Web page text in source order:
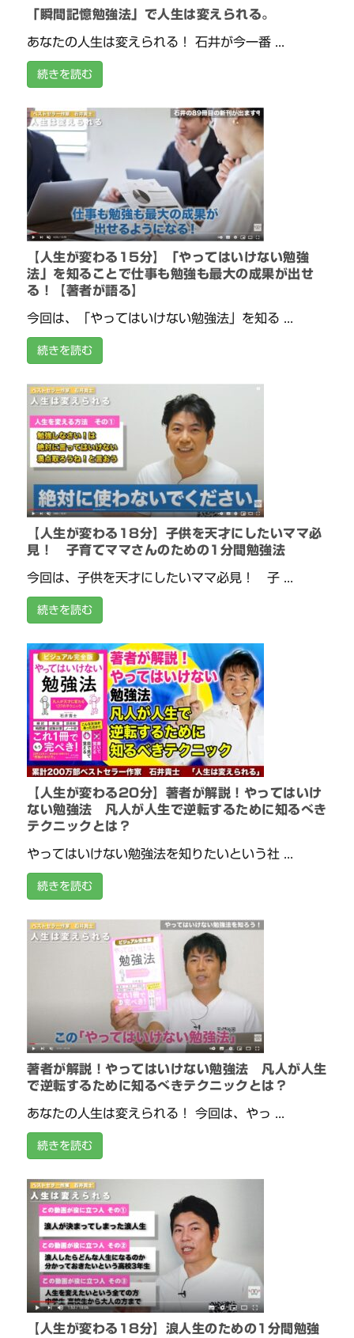
「瞬間記憶勉強法」で人生は変えられる。
あなたの人生は変えられる！ 石井が今一番 ...
続きを読む
【人生が変わる15分】「やってはいけない勉強
法」を知ることで仕事も勉強も最大の成果が出せ
る！【著者が語る】
今回は、「やってはいけない勉強法」を知る ...
続きを読む
【人生が変わる18分】子供を天才にしたいママ必
見！ 子育てママさんのための1分間勉強法
今回は、子供を天才にしたいママ必見！ 子 ...
続きを読む
【人生が変わる20分】著者が解説！やってはいけ
ない勉強法 凡人が人生で逆転するために知るべき
テクニックとは？
やってはいけない勉強法を知りたいという社 ...
続きを読む
著者が解説！やってはいけない勉強法 凡人が人生
で逆転するために知るべきテクニックとは？
あなたの人生は変えられる！ 今回は、やっ ...
続きを読む
【人生が変わる18分】浪人生のための1分間勉強